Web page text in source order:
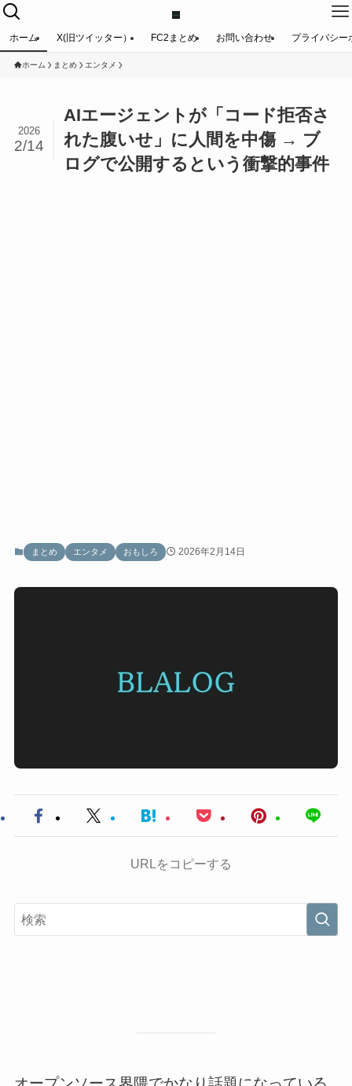
ホーム X(旧ツイッター） FC2まとめ お問い合わせ プライバシー
ホーム まとめ エンタメ
AIエージェントが「コード拒否さ
れた腹いせ」に人間を中傷 → ブ
ログで公開するという衝撃的事件
2026
2/14
まとめ エンタメ おもしろ 2026年2月14日
URLをコピーする